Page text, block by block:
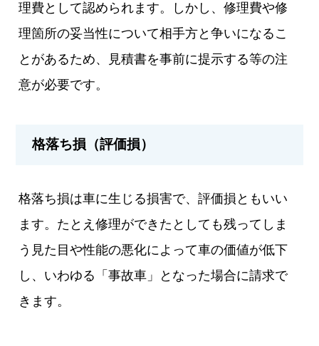
理費として認められます。しかし、修理費や修
理箇所の妥当性について相手方と争いになるこ
とがあるため、見積書を事前に提示する等の注
意が必要です。
格落ち損（評価損）
格落ち損は車に生じる損害で、評価損ともいい
ます。たとえ修理ができたとしても残ってしま
う見た目や性能の悪化によって車の価値が低下
し、いわゆる「事故車」となった場合に請求で
きます。